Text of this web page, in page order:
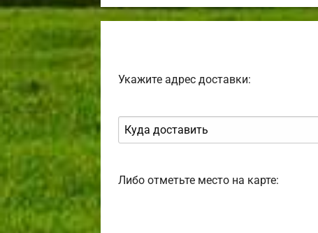
Укажите адрес доставки:
Либо отметьте место на карте: